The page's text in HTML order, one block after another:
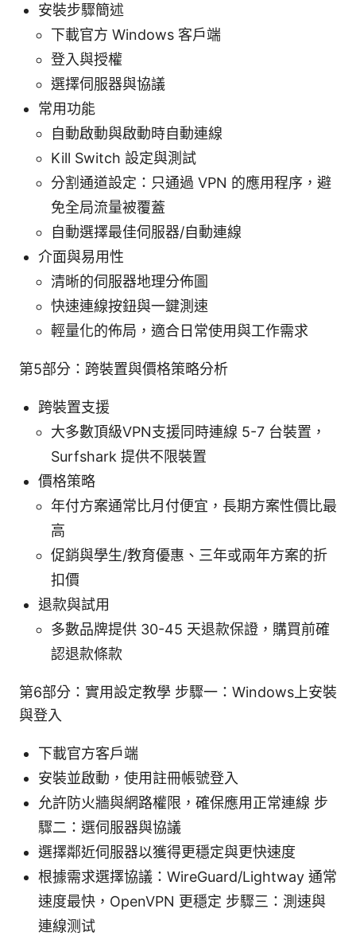
安裝步驟簡述
下載官方 Windows 客戶端
登入與授權
選擇伺服器與協議
常用功能
自動啟動與啟動時自動連線
Kill Switch 設定與測試
分割通道設定：只通過 VPN 的應用程序，避
免全局流量被覆蓋
自動選擇最佳伺服器/自動連線
介面與易用性
清晰的伺服器地理分佈圖
快速連線按鈕與一鍵測速
輕量化的佈局，適合日常使用與工作需求
第5部分：跨裝置與價格策略分析
跨裝置支援
大多數頂級VPN支援同時連線 5-7 台裝置，
Surfshark 提供不限裝置
價格策略
年付方案通常比月付便宜，長期方案性價比最
高
促銷與學生/教育優惠、三年或兩年方案的折
扣價
退款與試用
多數品牌提供 30-45 天退款保證，購買前確
認退款條款
第6部分：實用設定教學 步驟一：Windows上安裝
與登入
下載官方客戶端
安裝並啟動，使用註冊帳號登入
允許防火牆與網路權限，確保應用正常連線 步
驟二：選伺服器與協議
選擇鄰近伺服器以獲得更穩定與更快速度
根據需求選擇協議：WireGuard/Lightway 通常
速度最快，OpenVPN 更穩定 步驟三：測速與
連線测试